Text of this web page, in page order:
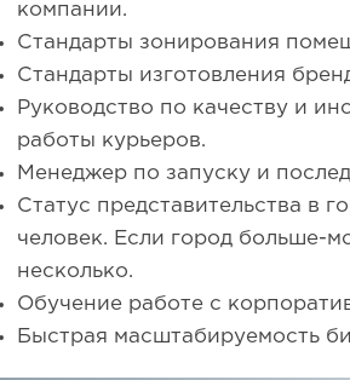
компании.
Стандарты зонирования
Стандарты изготовления
Руководство по качеству и
работы курьеров.
Менеджер по запуску и
Статус представительства в
человек. Если город больше-
несколько.
Обучение работе с
Быстрая масштабируемость